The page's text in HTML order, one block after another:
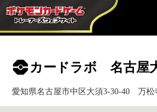
カードラボ 名古屋
愛知県名古屋市中区大須3-30-40 万松